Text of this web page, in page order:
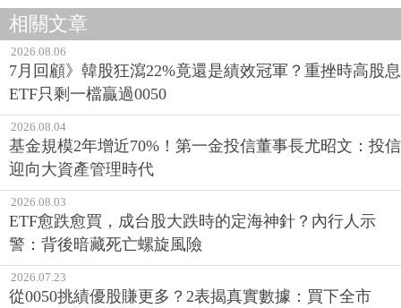
相關文章
2026.08.06
7月回顧》韓股狂瀉22%竟還是績效冠軍？重挫時高股息
ETF只剩一檔贏過0050
2026.08.04
基金規模2年增近70%！第一金投信董事長尤昭文：投信
迎向大資產管理時代
2026.08.03
ETF愈跌愈買，成台股大跌時的定海神針？內行人示
警：背後暗藏死亡螺旋風險
2026.07.23
從0050挑績優股賺更多？2表揭真實數據：買下全市